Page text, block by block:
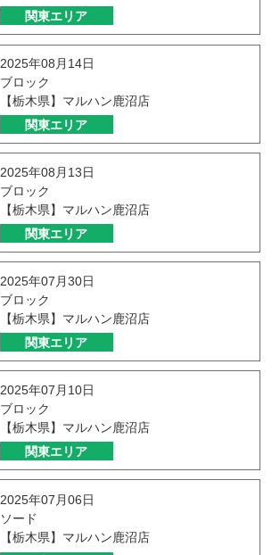
関東エリア
2025年08月14日
ブロック
【栃木県】マルハン鹿沼店
関東エリア
2025年08月13日
ブロック
【栃木県】マルハン鹿沼店
関東エリア
2025年07月30日
ブロック
【栃木県】マルハン鹿沼店
関東エリア
2025年07月10日
ブロック
【栃木県】マルハン鹿沼店
関東エリア
2025年07月06日
ソード
【栃木県】マルハン鹿沼店